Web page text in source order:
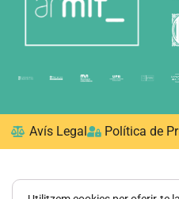
Avís Legal Política de